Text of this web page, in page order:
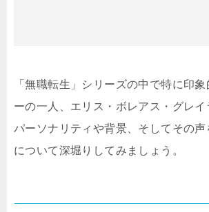
「無職転生」シリーズの中で特に印
ーの一人、エリス・ボレアス・グレ
パーソナリティや背景、そしてその
について深堀りしてみましょう。